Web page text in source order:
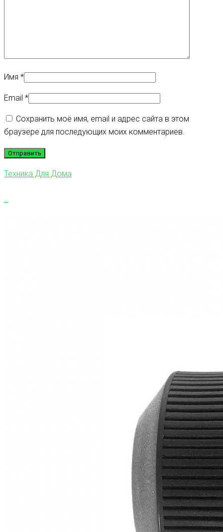
Имя *
Email *
Сохранить моё имя, email и адрес сайта в этом
браузере для последующих моих комментариев.
Техника Для Дома
...